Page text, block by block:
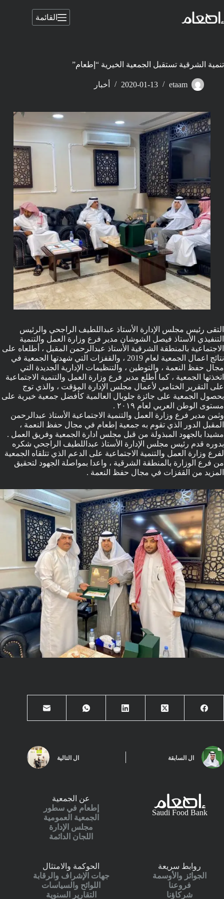
إلى
المحتوى
القائمة
تنمية الشرقية تستقبل الجمعية الخيرية “إطعام”
etaam
2020-01-13 أخبار
التقى رئيس مجلس الإدارة الأستاذ عبداللطيف الراجحي والرئيس
التنفيذي الأستاذ فيصل الشوشان مدير فرع وزارة العمل والتنمية
الاجتماعية بالمنطقة الشرقية الأستاذ عبدالرحمن المقبل ، أطلعاه على
نتائج اعمال الجمعية لعام 2019 ، والقفزات التي شهدتها الجمعية في
مجال حفظ النعمة ، والتوطين ، والتنظيمات الإدارية الجديدة التي
اتخذتها الجمعية ، كما أطلع مدير فرع وزارة العمل والتنمية الاجتماعية
على التقرير الختامي لأعمال مجلس الإدارة المؤقت ، والذي توج
بحصول الجمعية على جائزة جلوبال العالمية كأفضل جمعية خيرية على
مستوى الوطن العربي لعام ٢٠١٩ .
وثمن مدير فرع وزارة العمل والتنمية الاجتماعية الأستاذ عبدالرحمن
المقبل الدور الذي تقوم به جمعية إطعام في مجال حفظ النعمة ،
مشيدا بالجهود المبذولة من قبل مجلس ادارة الجمعية وفريق العمل .
بدوره قدم رئيس مجلس الإدارة الأستاذ عبداللطيف الراجحي شكره
لفرع وزارة العمل والتنمية الاجتماعية على الدعم الذي تتلقاه الجمعية
من فرع الوزارة بالمنطقة الشرقية ، واعدا بمواصلة الجهود لتحقيق
المزيد من القفزات في مجال حفظ النعمة .
ال السابقة ال التالية
Saudi Food Bank
عن الجمعية
إطعام في سطور
الجمعية العمومية
مجلس الإدارة
اللجان الدائمة
روابط سريعة
الجوائز والأوسمة
فروعنا
شركاؤنا
الحوكمة والامتثال
جهات الإشراف والرقابة
اللوائح والسياسات
التقارير السنوية